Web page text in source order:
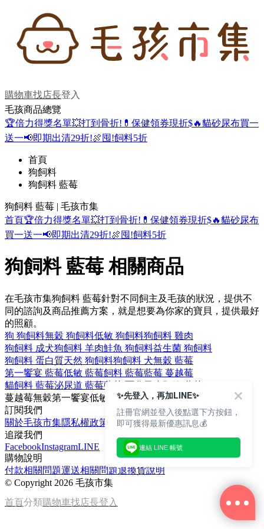
購物車找店長登入
毛孩商品總覽
🏆倍力得獎名單💥打到骨折! 💊保健領券現折$🔥貓砂尿布買一
送一📢即期出清29折!🍖囤!飼料5折
首頁
狗飼料
狗飼料 藍莓
狗飼料 藍莓 | 毛孩市集
首頁🏆倍力得獎名單💥打到骨折! 💊保健領券現折$🔥貓砂尿布
買一送一📢即期出清29折!🍖囤!飼料5折
狗飼料 藍莓 相關商品
在毛孩市集狗飼料 藍莓針對不同飼主及毛孩的狀況，提供不
同的諮詢及商品推薦方案，就是想要為你家的寶貝，提供最好
的照顧。
狗 狗飼料無穀 狗飼料低敏 狗飼料狗飼料 雞肉
狗飼料 成犬狗飼料 羊肉鮭魚 狗飼料益生菌 狗飼料
狗飼料 蛋白質天然 狗飼料狗飼料 犬無穀 藍莓
第一饗宴 藍莓低敏 藍莓飼料 藍莓藍莓 蔓越莓
貓飼料 藍莓泌尿道 藍莓藍莓 覆盆子
蔓越莓無穀第一饗宴低敏
覆盆子
訂閱我們
關於毛孩市集隱私權政策
文章
追蹤我們
FacebookInstagramLINE
購物說明
付款相關問題運送相關問題退換貨說明
© Copyright 2026 毛孩市集
首頁分類購物車找店長登入
✨先登入，再加LINE✨
註冊官網並登入後點選下方按鈕，
即可獲得最新優惠訊息💰
連結 LINE 帳號